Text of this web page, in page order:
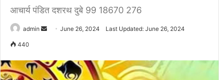
आचार्य पंडित दशरथ दुबे 99 18670 276
admin
d
a
June 26, 2024 Last Updated: June 26, 2024
440